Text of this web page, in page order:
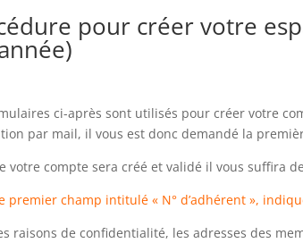
pour créer votre
ci-après sont utilisés pour créer votre
par mail, il vous est donc demandé la
votre compte sera créé et validé il vous suffira
premier champ intitulé « N° d’adhérent »,
raisons de confidentialité, les adresses des